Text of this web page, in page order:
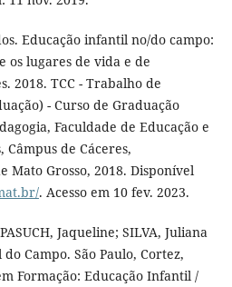
Educação infantil no/do campo:
os lugares de vida e de
2018. TCC - Trabalho de
- Curso de Graduação
Faculdade de Educação e
Câmpus de Cáceres,
Mato Grosso, 2018. Disponível
. Acesso em 10 fev. 2023.
Jaqueline; SILVA, Juliana
Campo. São Paulo, Cortez,
Formação: Educação Infantil /